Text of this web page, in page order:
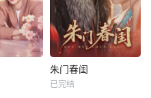
朱门春闺
已完结